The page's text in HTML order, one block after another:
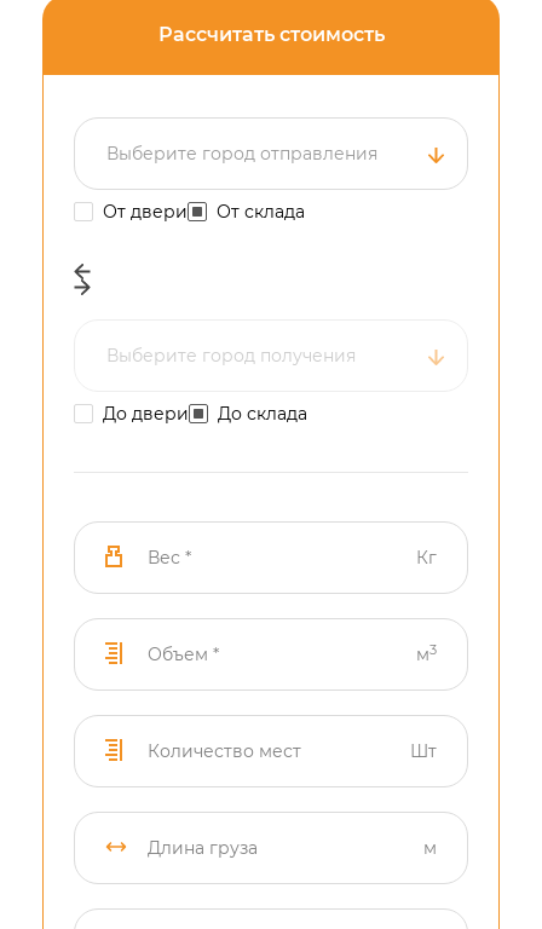
Рассчитать стоимость
Выберите...
Выберите город отправления
От двери От склада
Выберите...
Выберите город получения
До двери До склада
Кг
м3
Шт
м